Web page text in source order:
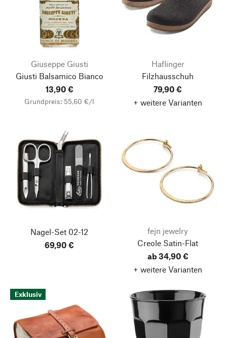
Giuseppe Giusti
Giusti Balsamico Bianco
13,90 €
Grundpreis: 55,60 €/l
Haflinger
Filzhausschuh
79,90 €
+ weitere Varianten
Nagel-Set 02-12
69,90 €
fejn jewelry
Creole Satin-Flat
ab 34,90 €
+ weitere Varianten
Exklusiv